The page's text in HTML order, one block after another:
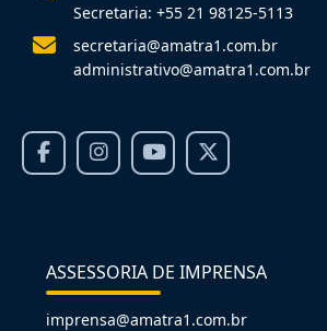
Secretaria: +55 21 98125-5113
secretaria@amatra1.com.br
administrativo@amatra1.com.br
ASSESSORIA DE IMPRENSA
imprensa@amatra1.com.br